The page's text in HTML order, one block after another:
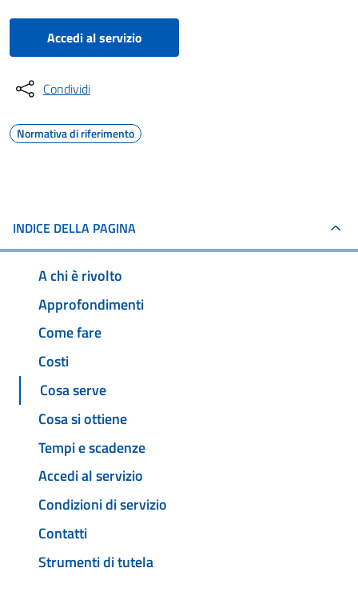
Accedi al servizio
Condividi
Normativa di riferimento
INDICE DELLA PAGINA
A chi è rivolto
Approfondimenti
Come fare
Costi
Cosa serve
Cosa si ottiene
Tempi e scadenze
Accedi al servizio
Condizioni di servizio
Contatti
Strumenti di tutela